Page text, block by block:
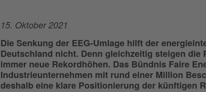
15. Oktober 2021
Die Senkung der EEG-Umlage hilft der
Deutschland nicht. Denn gleichzeitig steigen
immer neue Rekordhöhen. Das Bündnis Faire
Industrieunternehmen mit rund einer Million
deshalb eine klare Positionierung der künftigen